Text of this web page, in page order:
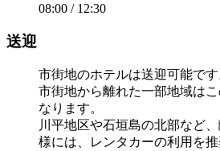
08:00 / 12:30
送迎
市街地のホテルは送迎可能です
市街地から離れた一部地域は
なります。
川平地区や石垣島の北部など
様には、レンタカーの利用を推